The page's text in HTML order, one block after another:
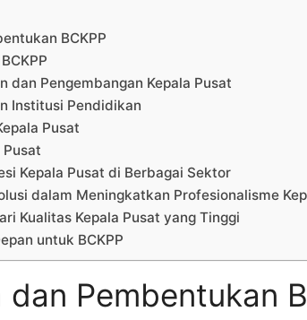
BCKPP
dan Pengembangan Kepala Pusat
Institusi Pendidikan
Pusat
Kepala Pusat di Berbagai Sektor
dalam Meningkatkan Profesionalisme
Kualitas Kepala Pusat yang Tinggi
untuk BCKPP
dan Pembentukan